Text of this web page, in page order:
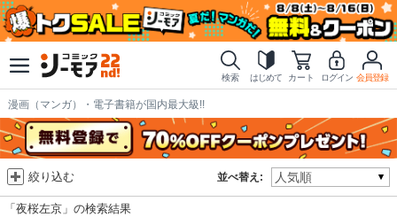
検索 はじめて カート ログイン 会員登録
漫画（マンガ）・電子書籍が国内最大級!!
並べ替え:
絞り込む
「夜桜左京」の検索結果